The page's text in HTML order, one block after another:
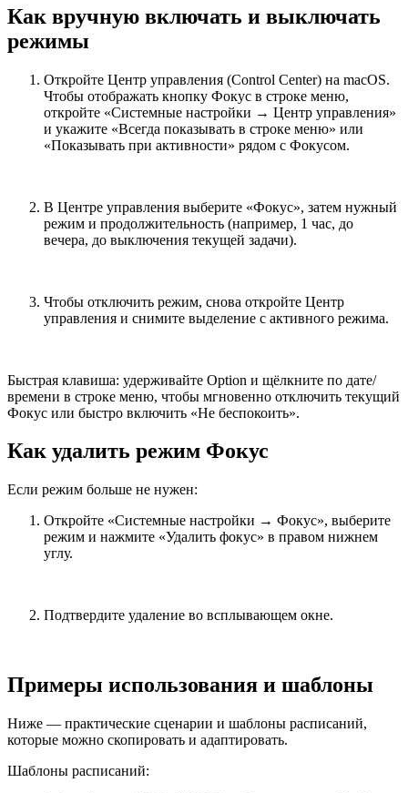
Как вручную включать и выключать
режимы
Откройте Центр управления (Control Center) на macOS.
Чтобы отображать кнопку Фокус в строке меню,
откройте «Системные настройки → Центр управления»
и укажите «Всегда показывать в строке меню» или
«Показывать при активности» рядом с Фокусом.
В Центре управления выберите «Фокус», затем нужный
режим и продолжительность (например, 1 час, до
вечера, до выключения текущей задачи).
Чтобы отключить режим, снова откройте Центр
управления и снимите выделение с активного режима.
Быстрая клавиша: удерживайте Option и щёлкните по дате/
времени в строке меню, чтобы мгновенно отключить текущий
Фокус или быстро включить «Не беспокоить».
Как удалить режим Фокус
Если режим больше не нужен:
Откройте «Системные настройки → Фокус», выберите
режим и нажмите «Удалить фокус» в правом нижнем
углу.
Подтвердите удаление во всплывающем окне.
Примеры использования и шаблоны
Ниже — практические сценарии и шаблоны расписаний,
которые можно скопировать и адаптировать.
Шаблоны расписаний: